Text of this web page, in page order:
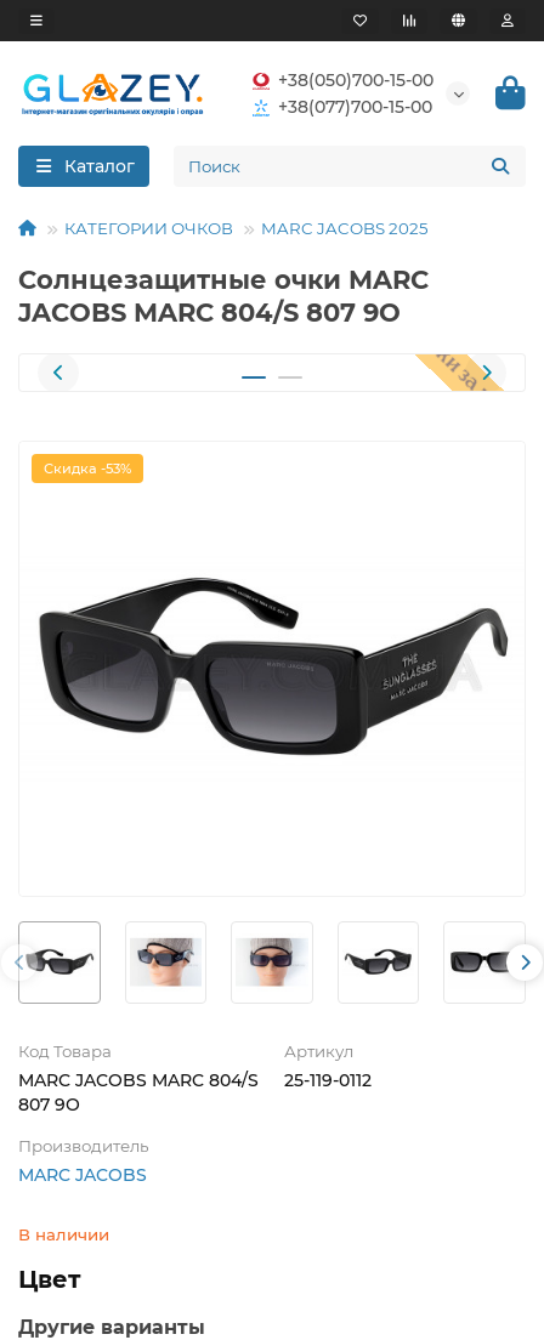
+38(050)700-15-00
+38(077)700-15-00
Каталог
КАТЕГОРИИ ОЧКОВ MARC JACOBS 2025
Солнцезащитные очки MARC
JACOBS MARC 804/S 807 9O
Скидка -53%
Код Товара
MARC JACOBS MARC 804/S
807 9O
Артикул
25-119-0112
Производитель
MARC JACOBS
В наличии
Цвет
Другие варианты